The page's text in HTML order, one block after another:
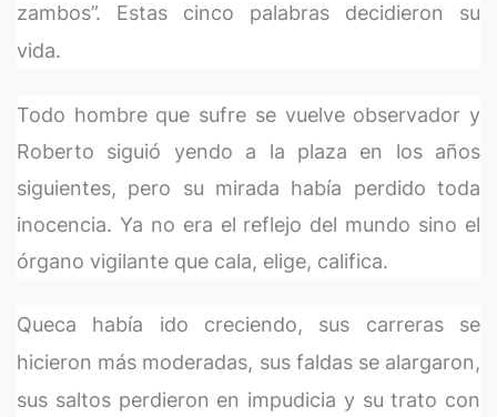
zambos”. Estas cinco palabras decidieron su
vida.
Todo hombre que sufre se vuelve observador y
Roberto siguió yendo a la plaza en los años
siguientes, pero su mirada había perdido toda
inocencia. Ya no era el reflejo del mundo sino el
órgano vigilante que cala, elige, califica.
Queca había ido creciendo, sus carreras se
hicieron más moderadas, sus faldas se alargaron,
sus saltos perdieron en impudicia y su trato con